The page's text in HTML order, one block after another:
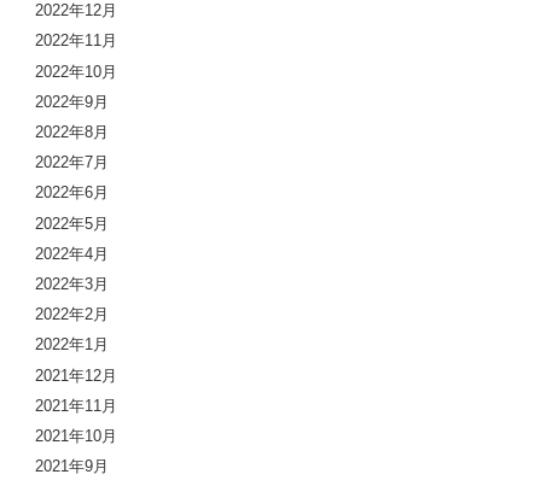
2022年12月
2022年11月
2022年10月
2022年9月
2022年8月
2022年7月
2022年6月
2022年5月
2022年4月
2022年3月
2022年2月
2022年1月
2021年12月
2021年11月
2021年10月
2021年9月